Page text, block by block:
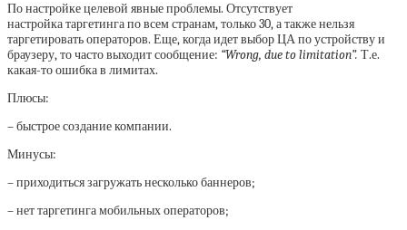
По настройке целевой явные проблемы. Отсутствует
настройка таргетинга по всем странам, только 30, а также нельзя
таргетировать операторов. Еще, когда идет выбор ЦА по устройству и
браузеру, то часто выходит сообщение: “Wrong, due to limitation”. Т.е.
какая-то ошибка в лимитах.
Плюсы:
– быстрое создание компании.
Минусы:
– приходиться загружать несколько баннеров;
– нет таргетинга мобильных операторов;